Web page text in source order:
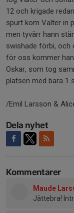
12 och krigade
spurt kom Valter in
men tyvärr hann
swishade förbi, och
för oss kommer
Oskar, som tog
platsen med bara 1
/Emil Larsson &
Dela nyhet
Kommentarer
Maude
Jättebra!